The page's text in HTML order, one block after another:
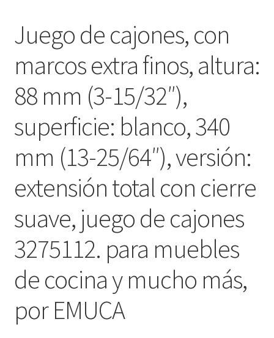
Juego de cajones, con
marcos extra finos, altura:
88 mm (3-15/32″),
superficie: blanco, 340
mm (13-25/64″), versión:
extensión total con cierre
suave, juego de cajones
3275112. para muebles
de cocina y mucho más,
por EMUCA